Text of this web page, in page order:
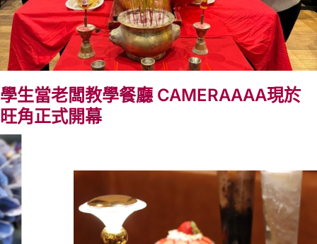
學生當老闆教學餐廳 CAMERAAAA現於
旺角正式開幕